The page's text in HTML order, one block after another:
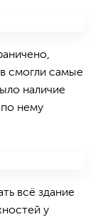
смогли самые
наличие
нему
всё здание
у